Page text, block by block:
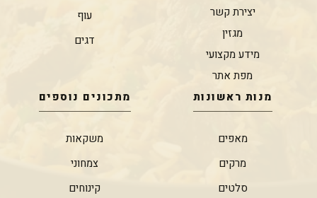
יצירת קשר
מגזין
מידע מקצועי
מפת אתר
עוף
דגים
מנות ראשונות
מאפים
מרקים
סלטים
מתכונים נוספים
משקאות
צמחוני
קינוחים